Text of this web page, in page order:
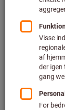
plus fragt
Individuelle